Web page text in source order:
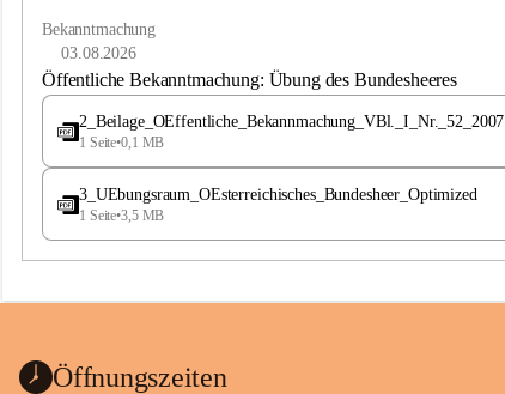
e
a
Bekanntmachung
03.08.2026
Öffentliche Bekanntmachung: Übung des Bundesheeres
2_Beilage_OEffentliche_Bekannmachung_VBl._I_Nr._52_2007
1 Seite•0,1 MB
3_UEbungsraum_OEsterreichisches_Bundesheer_Optimized
1 Seite•3,5 MB
Öffnungszeiten